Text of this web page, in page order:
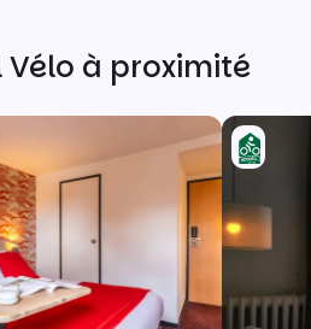
Vélo à proximité